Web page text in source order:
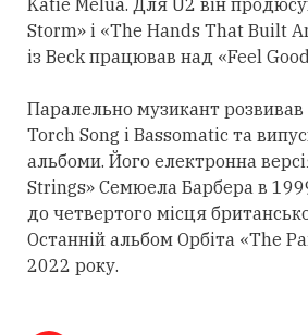
Storm» і «The Hands That Built
із Beck працював над «Feel
Паралельно музикант розвивав
Torch Song і Bassomatic та
альбоми. Його електронна
Strings» Семюела Барбера в
до четвертого місця
Останній альбом Орбіта «The
2022 року.